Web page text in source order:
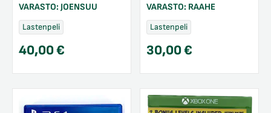
VARASTO: JOENSUU
Lastenpeli
40,00€
VARASTO: RAAHE
Lastenpeli
30,00€